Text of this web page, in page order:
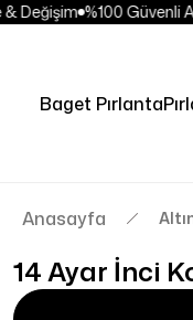
Değişim %100 Güvenli
Baget Pırlanta
Anasayfa
14 Ayar İnci